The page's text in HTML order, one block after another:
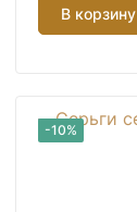
В корзину
-10%